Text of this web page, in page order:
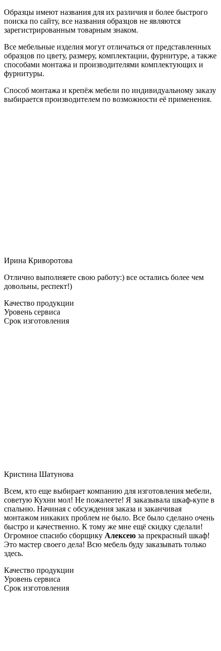
Образцы имеют названия для их различия и более быстрого
поиска по сайту, все названия образцов не являются
зарегистрированным товарным знаком.
Все мебельные изделия могут отличаться от представленных
образцов по цвету, размеру, комплектации, фурнитуре, а также
способами монтажа и производителями комплектующих и
фурнитуры.
Способ монтажа и крепёж мебели по индивидуальному заказу
выбирается производителем по возможности её применения.
Ирина Криворотова
Отлично выполняете свою работу:) все остались более чем
довольны, респект!)
Качество продукции
Уровень сервиса
Срок изготовления
Кристина Шатунова
Всем, кто еще выбирает компанию для изготовления мебели,
советую Кухни мол! Не пожалеете! Я заказывала шкаф-купе в
спальню. Начиная с обсуждения заказа и заканчивая
монтажом никаких проблем не было. Все было сделано очень
быстро и качественно. К тому же мне ещё скидку сделали!
Огромное спасибо сборщику Алексею за прекрасный шкаф!
Это мастер своего дела! Всю мебель буду заказывать только
здесь.
Качество продукции
Уровень сервиса
Срок изготовления